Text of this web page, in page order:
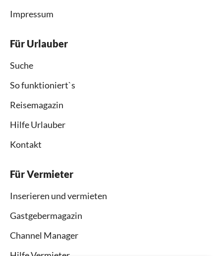
Impressum
Für Urlauber
Suche
So funktioniert`s
Reisemagazin
Hilfe Urlauber
Kontakt
Für Vermieter
Inserieren und vermieten
Gastgebermagazin
Channel Manager